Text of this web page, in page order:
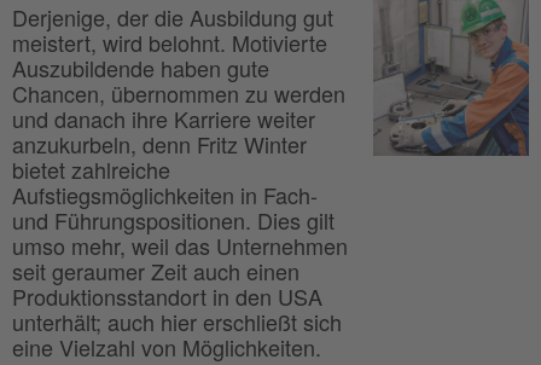
Derjenige, der die Ausbildung gut
meistert, wird belohnt. Motivierte
Auszubildende haben gute
Chancen, übernommen zu werden
und danach ihre Karriere weiter
anzukurbeln, denn Fritz Winter
bietet zahlreiche
Aufstiegsmöglichkeiten in Fach-
und Führungspositionen. Dies gilt
umso mehr, weil das Unternehmen
seit geraumer Zeit auch einen
Produktionsstandort in den USA
unterhält; auch hier erschließt sich
eine Vielzahl von Möglichkeiten.